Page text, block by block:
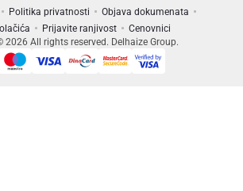
Politika privatnosti
Objava dokumenata
Prijavite ranjivost
Cenovnici
2026 All rights reserved. Delhaize Group.